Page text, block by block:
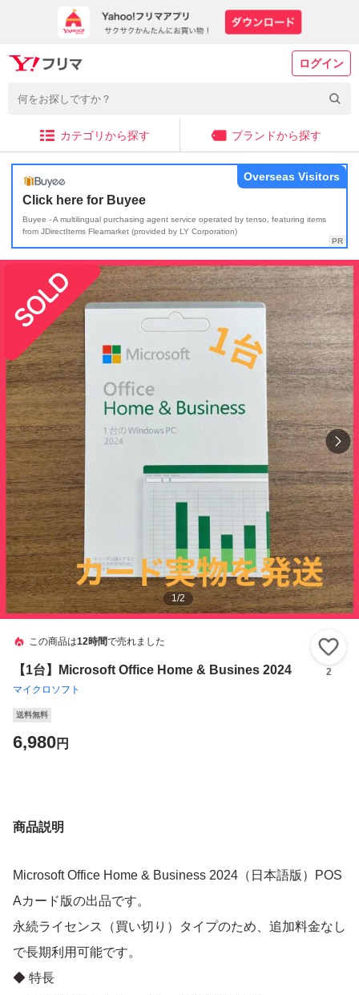
ログイン
カテゴリから探す ブランドから探す
Click here for Buyee
Buyee - A multilingual purchasing agent service operated by tenso, featuring items
from JDirectItems Fleamarket (provided by LY Corporation)
Overseas Visitors
1/2
この商品は12時間で売れました
【1台】Microsoft Office Home & Busines 2024
マイクロソフト
2
送料無料
6,980円
商品説明
Microsoft Office Home & Business 2024（日本語版）POS
Aカード版の出品です。
永続ライセンス（買い切り）タイプのため、追加料金なし
で長期利用可能です。
◆ 特長